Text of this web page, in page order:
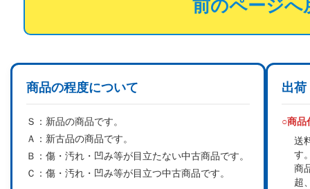
前のページへ
商品の程度について
Ｓ： 新品の商品です。
Ａ： 新古品の商品です。
Ｂ： 傷・汚れ・凹み等が目立たない中古商品です。
Ｃ： 傷・汚れ・凹み等が目立つ中古商品です。
出荷
○商品
送
す
商
超